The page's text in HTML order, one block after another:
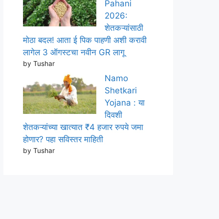
Pahani
2026:
शेतकऱ्यांसाठी
मोठा बदल! आता ई पिक पाहणी अशी करावी
लागेल 3 ऑगस्टचा नवीन GR लागू
by Tushar
Namo
Shetkari
Yojana : या
दिवशी
शेतकऱ्यांच्या खात्यात ₹4 हजार रुपये जमा
होणार? पहा सविस्तर माहिती
by Tushar